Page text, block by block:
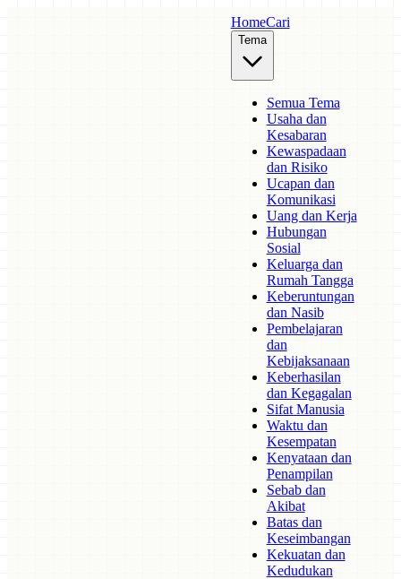
HomeCari
Tema
Semua Tema
Usaha dan
Kesabaran
Kewaspadaan
dan Risiko
Ucapan dan
Komunikasi
Uang dan Kerja
Hubungan
Sosial
Keluarga dan
Rumah Tangga
Keberuntungan
dan Nasib
Pembelajaran
dan
Kebijaksanaan
Keberhasilan
dan Kegagalan
Sifat Manusia
Waktu dan
Kesempatan
Kenyataan dan
Penampilan
Sebab dan
Akibat
Batas dan
Keseimbangan
Kekuatan dan
Kedudukan